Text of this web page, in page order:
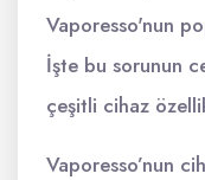
Vaporesso'nun
İşte bu sorunun
çeşitli cihaz
Vaporesso’nun